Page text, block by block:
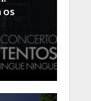
os